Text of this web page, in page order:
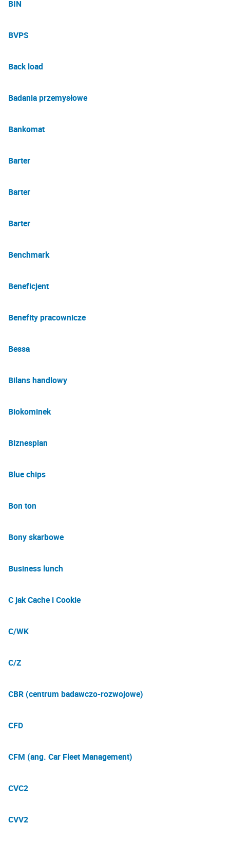
BIN
BVPS
Back load
Badania przemysłowe
Bankomat
Barter
Barter
Barter
Benchmark
Beneficjent
Benefity pracownicze
Bessa
Bilans handlowy
Biokominek
Biznesplan
Blue chips
Bon ton
Bony skarbowe
Business lunch
C jak Cache i Cookie
C/WK
C/Z
CBR (centrum badawczo-rozwojowe)
CFD
CFM (ang. Car Fleet Management)
CVC2
CVV2